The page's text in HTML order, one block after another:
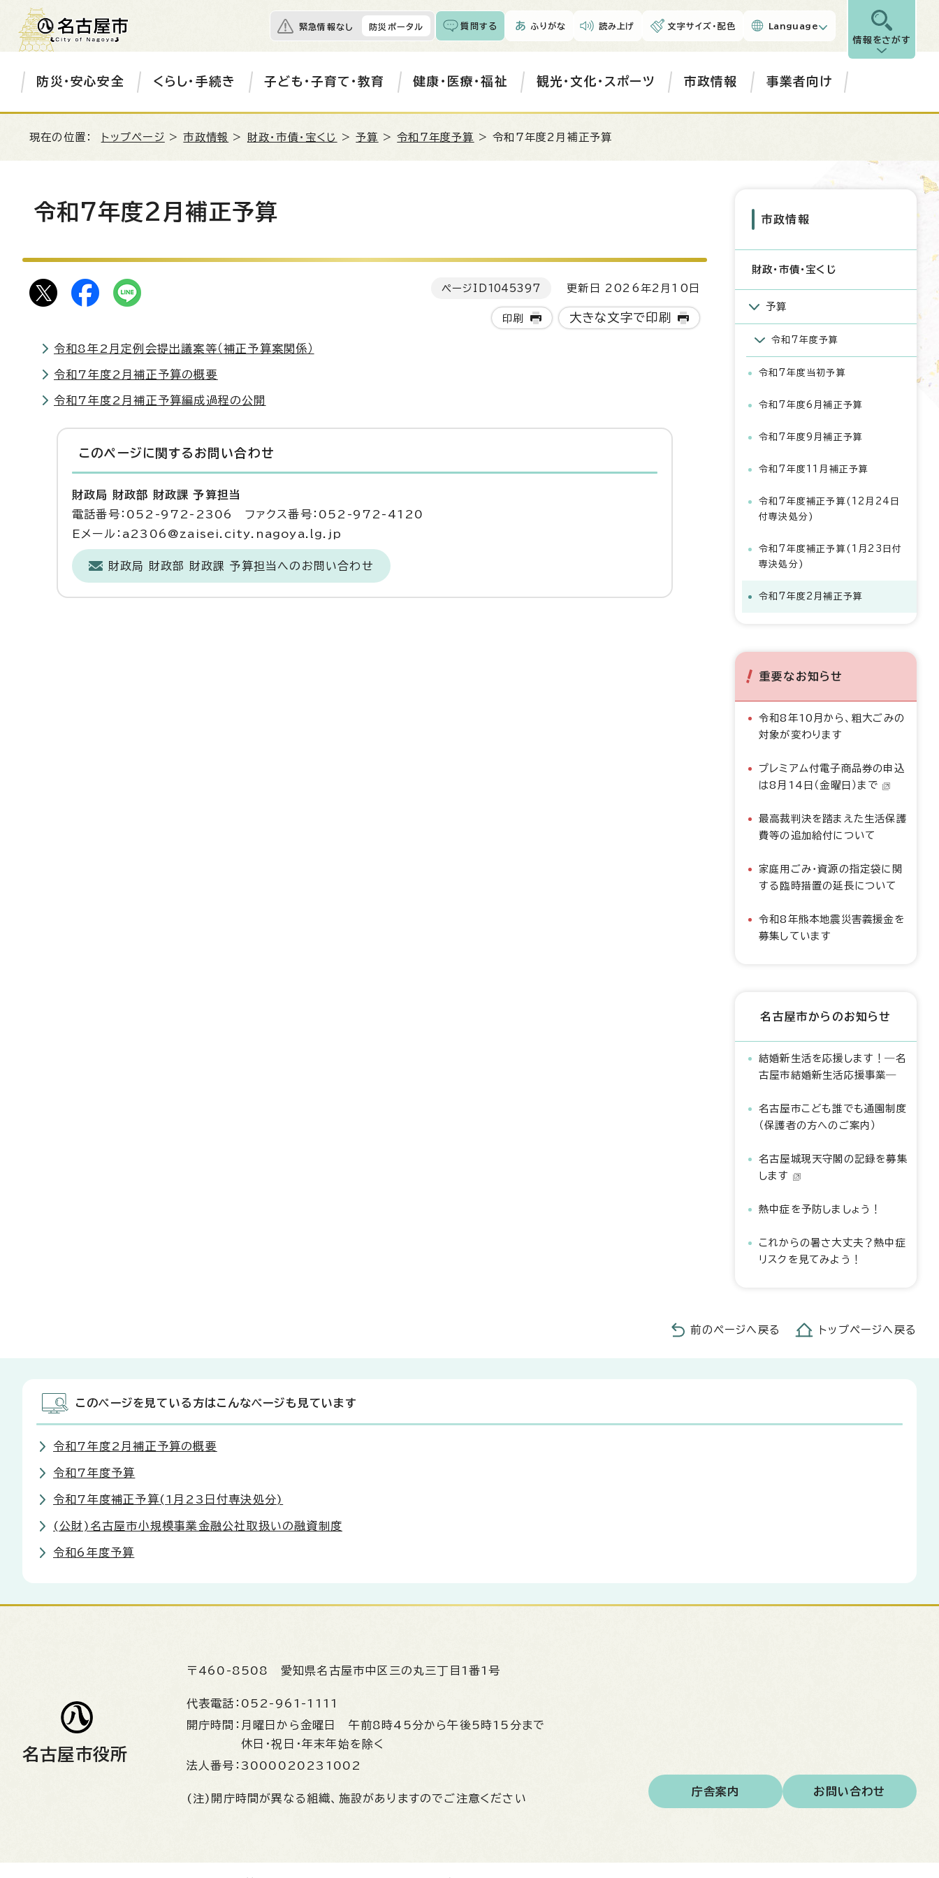
緊急情報なし 防災ポータル 質問する ふりがな 読み上げ 文字サイズ・配色 Language
情報をさがす
防災・安心安全 くらし・手続き 子ども・子育て・教育 健康・医療・福祉 観光・文化・スポーツ 市政情報 事業者向け
現在の位置： トップページ >市政情報 > 財政・市債・宝くじ >予算 >令和7年度予算 > 令和7年度2月補正予算
令和7年度2月補正予算
ページID 1045397 更新日 2026年2月10日
印刷 大きな文字で印刷
令和8年2月定例会提出議案等（補正予算案関係）
令和7年度2月補正予算の概要
令和7年度2月補正予算編成過程の公開
このページに関する お問い合わせ
財政局 財政部 財政課 予算担当
電話番号：052-972-2306 ファクス番号：052-972-4120
Eメール：a2306@zaisei.city.nagoya.lg.jp
財政局 財政部 財政課 予算担当へのお問い合わせ
市政情報
財政・市債・宝くじ
予算
令和7年度予算
令和7年度当初予算
令和7年度6月補正予算
令和7年度9月補正予算
令和7年度11月補正予算
令和7年度補正予算(12月24日
付専決処分)
令和7年度補正予算(1月23日付
専決処分)
令和7年度2月補正予算
重要なお知らせ
令和8年10月から、粗大ごみの
対象が変わります
プレミアム付電子商品券の申込
は8月14日（金曜日）まで
最高裁判決を踏まえた生活保護
費等の追加給付について
家庭用ごみ・資源の指定袋に関
する臨時措置の延長について
令和8年熊本地震災害義援金を
募集しています
名古屋市からのお知らせ
結婚新生活を応援します！―名
古屋市結婚新生活応援事業―
名古屋市こども誰でも通園制度
（保護者の方へのご案内）
名古屋城現天守閣の記録を募集
します
熱中症を予防しましょう！
これからの暑さ大丈夫？熱中症
リスクを見てみよう！
前のページへ戻る トップページへ戻る
このページを見ている方はこんなページも見ています
令和7年度2月補正予算の概要
令和7年度予算
令和7年度補正予算(1月23日付専決処分)
(公財)名古屋市小規模事業金融公社取扱いの融資制度
令和6年度予算
名古屋市役所
〒460-8508 愛知県名古屋市中区三の丸三丁目1番1号
代表電話： 052-961-1111
開庁時間： 月曜日から金曜日 午前8時45分から午後5時15分まで
休日・祝日・年末年始を除く
法人番号： 3000020231002
(注)開庁時間が異なる組織、施設がありますのでご注意ください
庁舎案内 お問い合わせ